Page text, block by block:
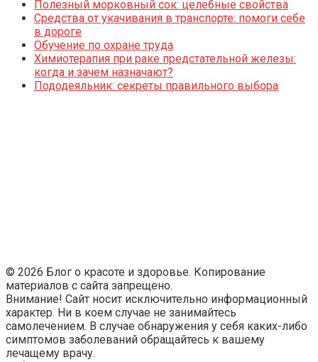
Полезный морковный сок: целебные свойства
Средства от укачивания в транспорте: помоги себе
в дороге
Обучение по охране труда
Химиотерапия при раке предстательной железы:
когда и зачем назначают?
Пододеяльник: секреты правильного выбора
© 2026 Блог о красоте и здоровье. Копирование
материалов с сайта запрещено.
Внимание! Сайт носит исключительно информационный
характер. Ни в коем случае не занимайтесь
самолечением. В случае обнаружения у себя каких-либо
симптомов заболеваний обращайтесь к вашему
лечащему врачу.